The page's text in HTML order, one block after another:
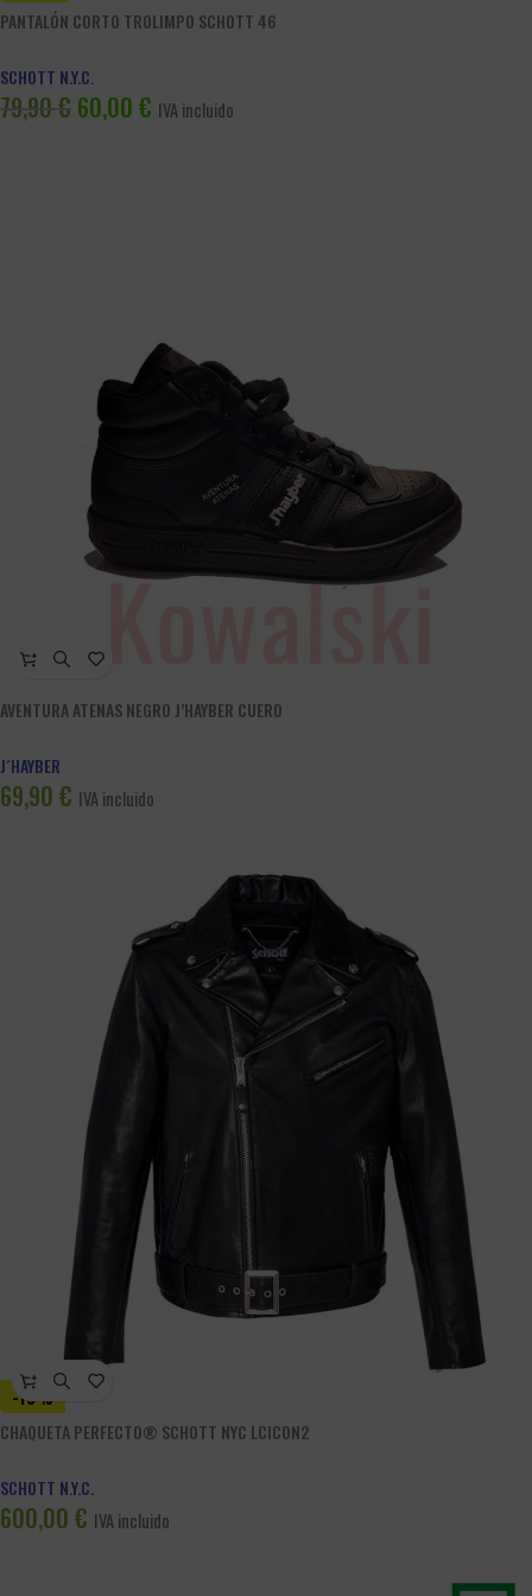
PANTALÓN CORTO TROLIMPO SCHOTT 46
SCHOTT N.Y.C.
79,90 € 60,00 € IVA incluido
AVENTURA ATENAS NEGRO J’HAYBER CUERO
J´HAYBER
69,90 € IVA incluido
-13%
CHAQUETA PERFECTO® SCHOTT NYC LCICON2
SCHOTT N.Y.C.
600,00 € IVA incluido